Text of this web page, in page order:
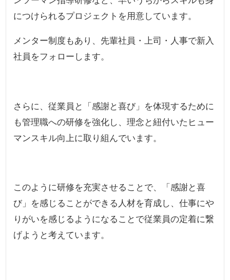
につけられるプロジェクトを用意しています。
メンター制度もあり、先輩社員・上司・人事で新入
社員をフォローします。
さらに、従業員と「感謝と喜び」を体現するために
も管理職への研修を強化し、理念と紐付いたヒュー
マンスキル向上に取り組んでいます。
このように研修を充実させることで、「感謝と喜
び」を感じることができる人材を育成し、仕事にや
りがいを感じるようになることで従業員の定着に繋
げようと考えています。